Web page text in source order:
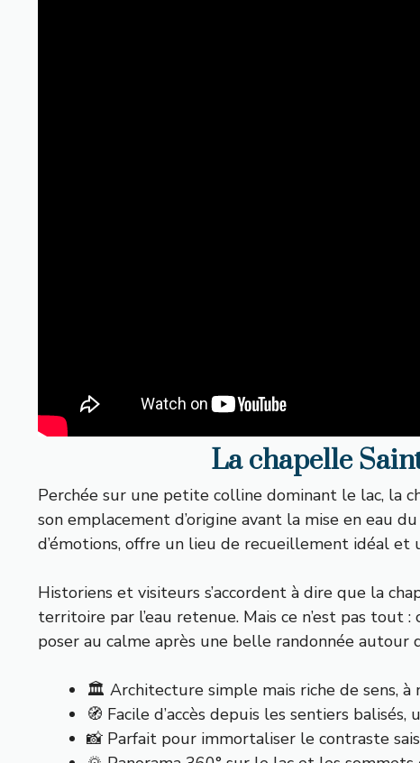
La chapelle
Perchée sur une petite colline dominant le lac, la
son emplacement d’origine avant la mise en eau
d’émotions, offre un lieu de recueillement idéal et
Historiens et visiteurs s’accordent à dire que la
territoire par l’eau retenue. Mais ce n’est pas
poser au calme après une belle randonnée autour
🏛️ Architecture simple mais riche de sens, à
🧭 Facile d’accès depuis les sentiers
📸 Parfait pour immortaliser le contraste